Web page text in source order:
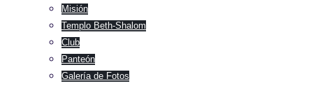
Misión
Templo Beth-Shalom
Club
Panteón
Galería de Fotos